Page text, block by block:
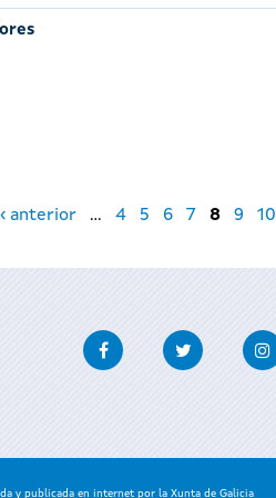
‹ anterior … 4 5 6 7 8 9 10
FacebookTwitter
y publicada en internet por la Xunta de Galicia